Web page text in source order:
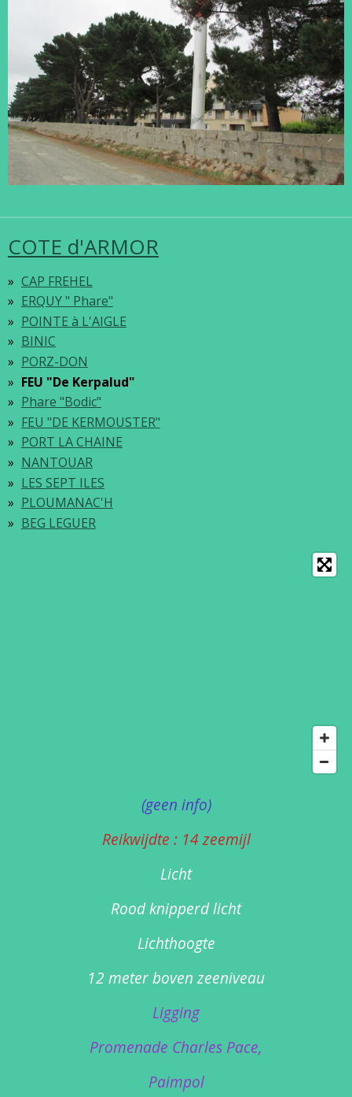
COTE d'ARMOR
CAP FREHEL
ERQUY " Phare"
POINTE à L'AIGLE
BINIC
PORZ-DON
FEU "De Kerpalud"
Phare "Bodic"
FEU "DE KERMOUSTER"
PORT LA CHAINE
NANTOUAR
LES SEPT ILES
PLOUMANAC'H
BEG LEGUER
(geen info)
Reikwijdte : 14 zeemijl
Licht
Rood knipperd licht
Lichthoogte
12 meter boven zeeniveau
Ligging
Promenade Charles Pace,
Paimpol